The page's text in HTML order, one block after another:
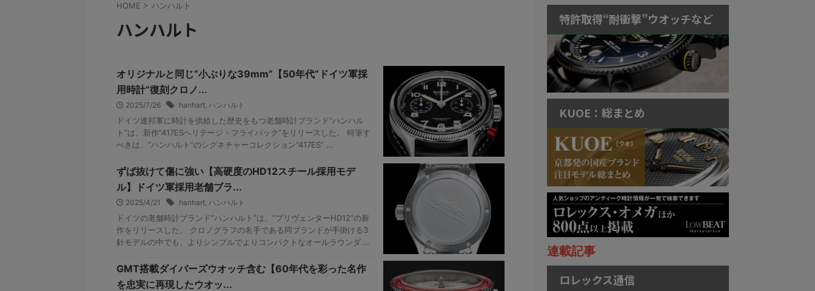
HOME > ハンハルト
ハンハルト
オリジナルと同じ“小ぶりな39mm”【50年代“ドイツ軍採
用時計”復刻クロノ...
2025/7/26 hanhart, ハンハルト
ドイツ連邦軍に時計を供給した歴史をもつ老舗時計ブランド“ハンハル
ト”は、新作“417ESヘリテージ・フライバック”をリリースした。 特筆す
べきは、“ハンハルト”のシグネチャーコレクション“417ES” ...
ずば抜けて傷に強い【高硬度のHD12スチール採用モデ
ル】ドイツ軍採用老舗ブラ...
2025/4/21 hanhart, ハンハルト
ドイツの老舗時計ブランド“ハンハルト”は、“プリヴェンターHD12”の新
作をリリースした。 クロノグラフの名手である同ブランドが手掛ける3
針モデルの中でも、よりシンプルでよりコンパクトなオールラウンダ ...
GMT搭載ダイバーズウオッチ含む【60年代を彩った名作
を忠実に再現したウオッ...
特許取得“耐衝撃”ウオッチなど
KUOE：総まとめ
連載記事
ロレックス通信